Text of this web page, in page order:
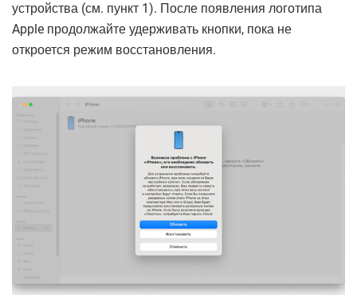
устройства (см. пункт 1). После появления логотипа
Apple продолжайте удерживать кнопки, пока не
откроется режим восстановления.